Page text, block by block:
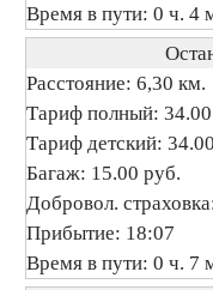
Время в пути: 0 ч. 4
Расстояние: 6,30 км.
Тариф полный:
Тариф детский:
Багаж: 15.00 руб.
Добровол.
Прибытие: 18:07
Время в пути: 0 ч. 7